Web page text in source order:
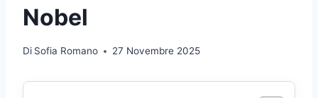
Nobel
Di Sofia Romano 27 Novembre 2025